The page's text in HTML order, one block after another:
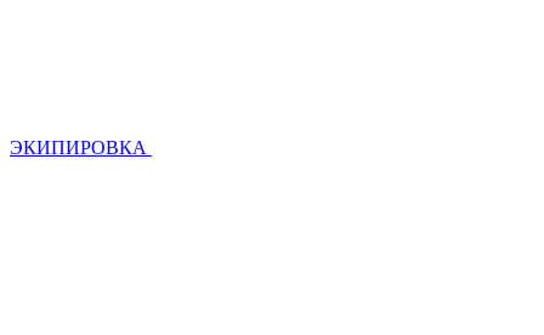
ЭКИПИРОВКА